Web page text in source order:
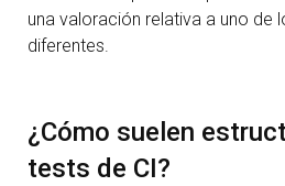
una valoración relativa a uno de
diferentes.
¿Cómo suelen
tests de CI?